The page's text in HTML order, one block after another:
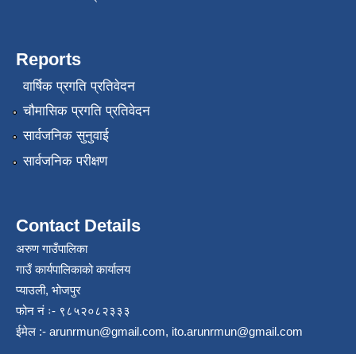
Reports
वार्षिक प्रगति प्रतिवेदन
चौमासिक प्रगति प्रतिवेदन
सार्वजनिक सुनुवाई
सार्वजनिक परीक्षण
Contact Details
अरुण गाउँपालिका
गाउँ कार्यपालिकाको कार्यालय
प्याउली, भोजपुर
फोन नं ः- ९८५२०८२३३३
ईमेल :- arunrmun@gmail.com, ito.arunrmun@gmail.com